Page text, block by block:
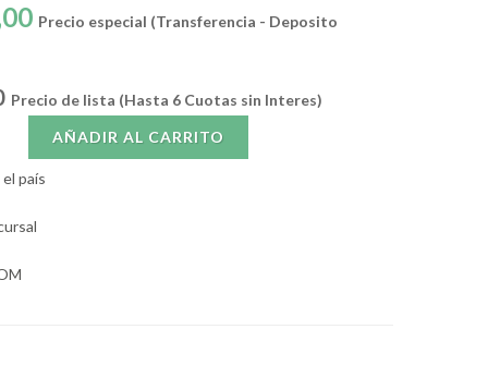
Precio especial (Transferencia - Deposito
Precio de lista (Hasta 6 Cuotas sin Interes)
AÑADIR AL CARRITO
país